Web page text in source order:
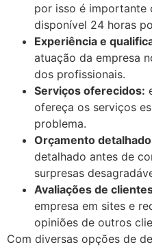
por isso é importante
disponível 24 horas
Experiência e
atuação da empresa
dos profissionais.
Serviços oferecidos:
ofereça os serviços
problema.
Orçamento
detalhado antes de
surpresas
Avaliações de
empresa em sites e
opiniões de outros
Com diversas opções de